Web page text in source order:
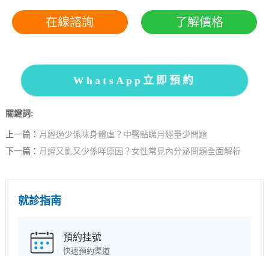
在線諮詢 了解價格
WhatsApp立即預約
關鍵詞:
上一篇： 月經過少係咪身體虛？中醫點睇月經量少問題
下一篇： 月經又亂又少係咩原因？女性常見內分泌問題全面解析
就診指南
預約挂號
快速預約渠道